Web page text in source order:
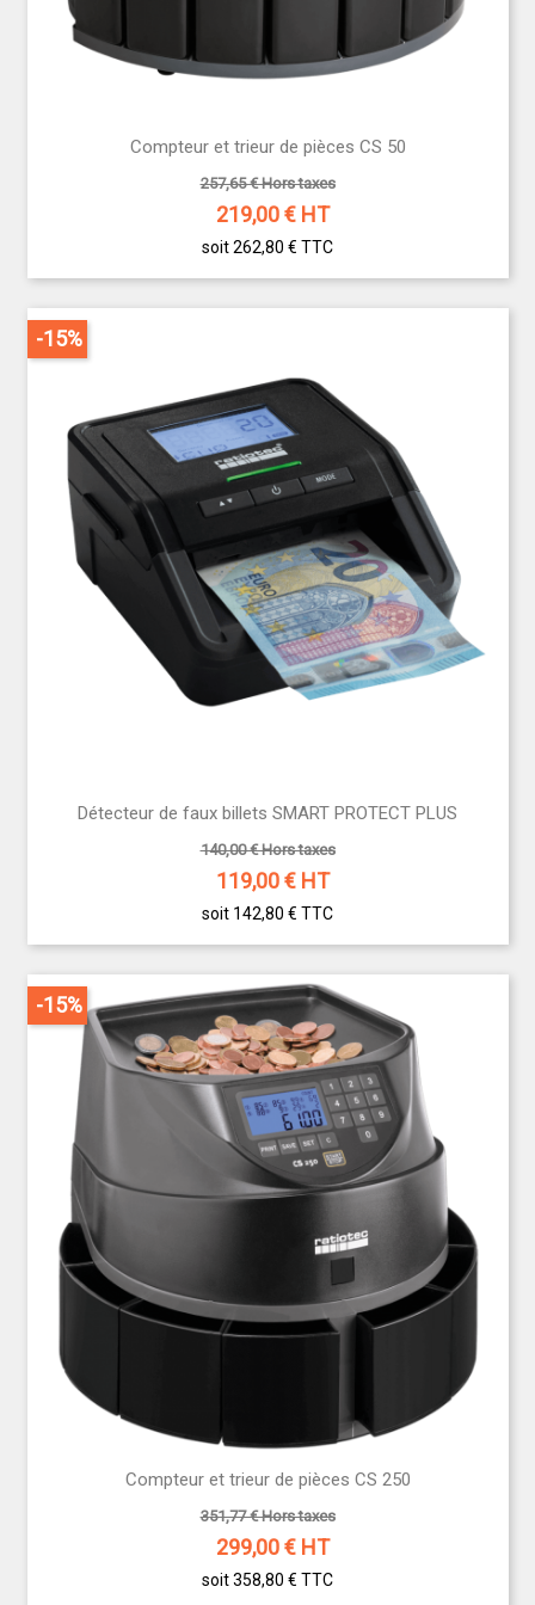
Compteur et trieur de pièces CS 50
257,65 € Hors taxes
219,00€ HT
soit 262,80 € TTC
Détecteur de faux billets SMART PROTECT PLUS
140,00 € Hors taxes
119,00€ HT
soit 142,80 € TTC
-15%
Compteur et trieur de pièces CS 250
351,77 € Hors taxes
299,00€ HT
soit 358,80 € TTC
-15%